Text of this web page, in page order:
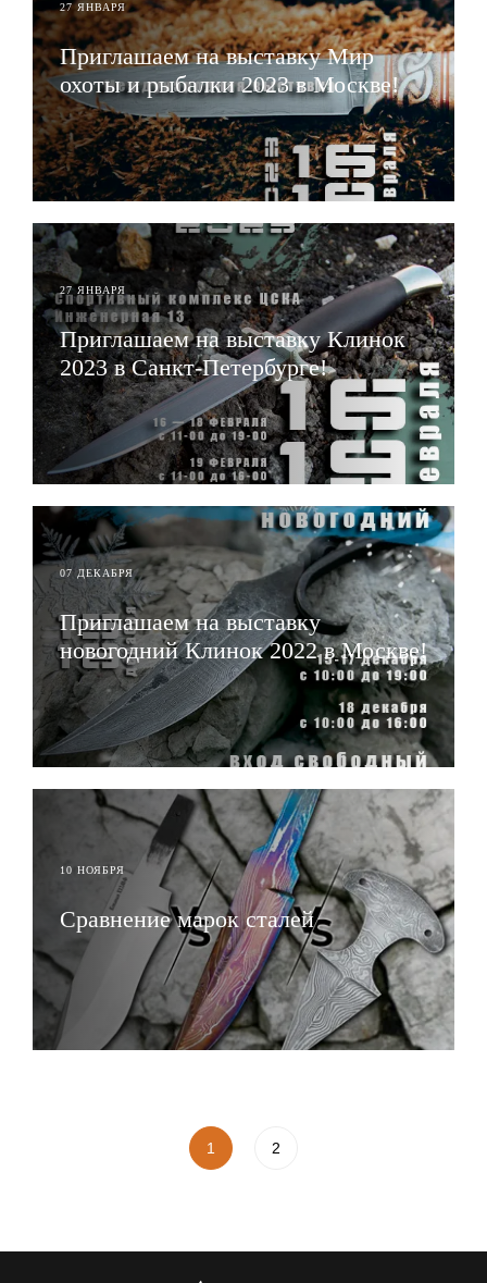
27 ЯНВАРЯ
Приглашаем на выставку Мир
охоты и рыбалки 2023 в Москве!
ЧИТАТЬ
27 ЯНВАРЯ
Приглашаем на выставку Клинок
2023 в Санкт-Петербурге!
ЧИТАТЬ
07 ДЕКАБРЯ
Приглашаем на выставку
новогодний Клинок 2022 в Москве!
ЧИТАТЬ
10 НОЯБРЯ
Сравнение марок сталей
ЧИТАТЬ
1 2